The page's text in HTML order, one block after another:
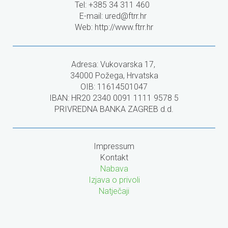
Tel: +385 34 311 460
E-mail: ured@ftrr.hr
Web: http://www.ftrr.hr
Adresa: Vukovarska 17,
34000 Požega, Hrvatska
OIB: 11614501047
IBAN: HR20 2340 0091 1111 9578 5
PRIVREDNA BANKA ZAGREB d.d.
Impressum
Kontakt
Nabava
Izjava o privoli
Natječaji